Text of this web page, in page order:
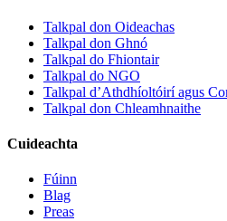
Talkpal don Oideachas
Talkpal don Ghnó
Talkpal do Fhiontair
Talkpal do NGO
Talkpal d’Athdhíoltóirí agus
Talkpal don Chleamhnaithe
Cuideachta
Fúinn
Blag
Preas